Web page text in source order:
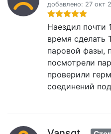
добавлено: 27 окт
Наездил почти
время сделать
паровой фазы,
посмотрели
проверили
соединений